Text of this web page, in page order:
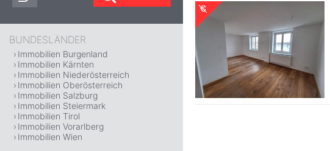
BUNDESLÄNDER
Immobilien Burgenland
Immobilien Kärnten
Immobilien Niederösterreich
Immobilien Oberösterreich
Immobilien Salzburg
Immobilien Steiermark
Immobilien Tirol
Immobilien Vorarlberg
Immobilien Wien